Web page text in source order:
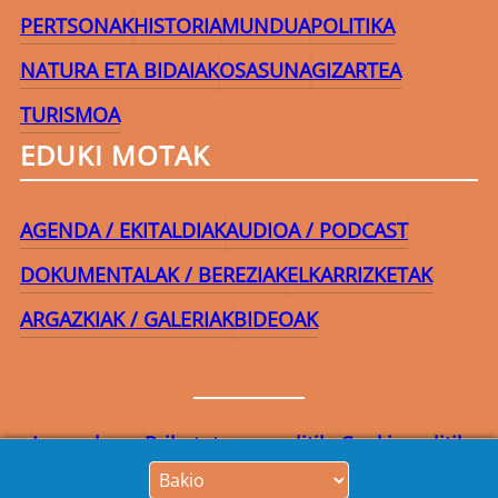
PERTSONAKHISTORIAMUNDUAPOLITIKA
NATURA ETA BIDAIAKOSASUNAGIZARTEA
TURISMOA
EDUKI MOTAK
AGENDA / EKITALDIAKAUDIOA / PODCAST
DOKUMENTALAK / BEREZIAKELKARRIZKETAK
ARGAZKIAK / GALERIAKBIDEOAK
Lege-oharraPribatutasun-politikaCookie politika